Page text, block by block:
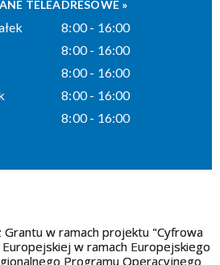
TELEADRESOWE »
8:00 - 16:00
8:00 - 16:00
8:00 - 16:00
8:00 - 16:00
8:00 - 16:00
Grantu w ramach projektu "Cyfrowa
w ramach Europejskiego
Programu Operacyjnego